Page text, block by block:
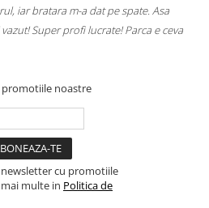
iar bratara m-a dat pe spate. Asa
Super profi lucrate! Parca e ceva
noastre
cu promotiile
multe in Politica de